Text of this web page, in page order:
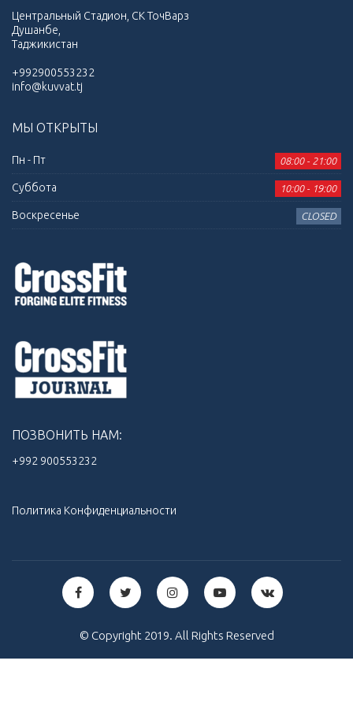
Центральный Стадион, СК ТочВарз
Душанбе,
Таджикистан
+992900553232
info@kuvvat.tj
МЫ ОТКРЫТЫ
Пн - Пт 08:00 - 21:00
Суббота 10:00 - 19:00
Воскресенье CLOSED
ПОЗВОНИТЬ НАМ:
+992 900553232‬
Политика Конфиденциальности
© Copyright 2019. All Rights Reserved